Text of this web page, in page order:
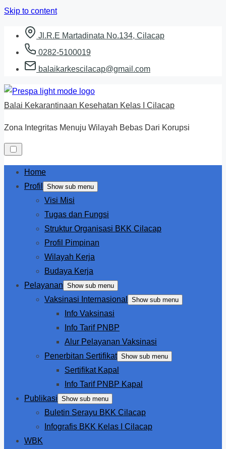
Skip to content
Jl.R.E Martadinata No.134, Cilacap
0282-5100019
balaikarkescilacap@gmail.com
Balai Kekarantinaan Kesehatan Kelas I Cilacap
Zona Integritas Menuju Wilayah Bebas Dari Korupsi
Home
Profil
Show sub menu
Visi Misi
Tugas dan Fungsi
Struktur Organisasi BKK Cilacap
Profil Pimpinan
Wilayah Kerja
Budaya Kerja
Pelayanan Show sub menu
Vaksinasi Internasional Show sub menu
Info Vaksinasi
Info Tarif PNBP
Alur Pelayanan Vaksinasi
Penerbitan Sertifikat Show sub menu
Sertifikat Kapal
Info Tarif PNBP Kapal
Publikasi Show sub menu
Buletin Serayu BKK Cilacap
Infografis BKK Kelas I Cilacap
WBK